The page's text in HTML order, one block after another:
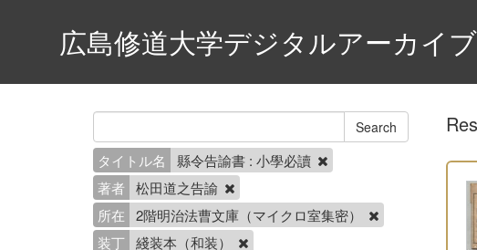
広島修道大学デジタルアーカイブ
タイトル名
縣令告諭書 : 小學必讀
著者
松田道之告諭
所在
2階明治法曹文庫（マイクロ室集密）
装丁 綫装本（和装）